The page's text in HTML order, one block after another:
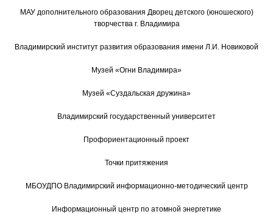
МАУ дополнительного образования Дворец детского (юношеского)
творчества г. Владимира
Владимирский институт развития образования имени Л.И. Новиковой
Музей «Огни Владимира»
Музей «Суздальская дружина»
Владимирский государственный университет
Профориентационный проект
Точки притяжения
МБОУДПО Владимирский информационно-методический центр
Информационный центр по атомной энергетике